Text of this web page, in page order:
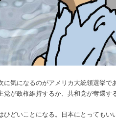
に気になるのがアメリカ大統領選挙
党が政権維持するか、共和党が奪還す
ひどいことになる。日本にとっても